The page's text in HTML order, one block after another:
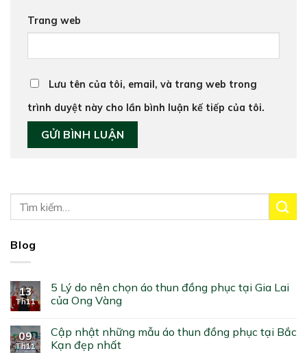
Blog
13
Th11
5 Lý do nên chọn áo thun đồng phục tại Gia Lai
của Ong Vàng
09
Th11
Cập nhật những mẫu áo thun đồng phục tại Bắc
Kạn đẹp nhất
Trang web
Lưu tên của tôi, email, và trang web trong
trình duyệt này cho lần bình luận kế tiếp của tôi.